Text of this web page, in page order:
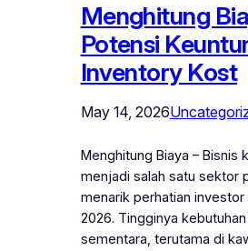
Menghitung
Potensi
Inventory Kost
May 14, 2026
Menghitung Biaya – Bisnis
menjadi salah satu sektor
menarik perhatian investor
2026. Tingginya kebutuhan
sementara, terutama di